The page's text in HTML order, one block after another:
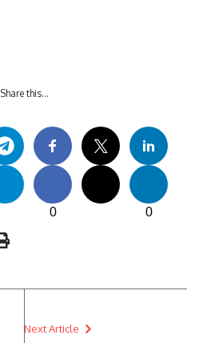
Share this…
0 0
Next Article